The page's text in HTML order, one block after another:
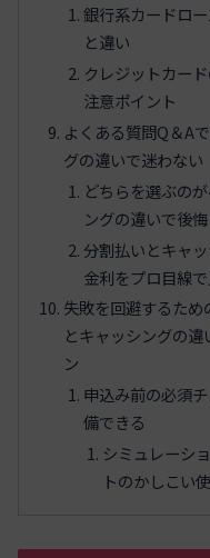
銀行系カードロ
と違い
クレジットカー
注意ポイント
よくある質問Q＆A
グの違いで迷わない
どちらを選ぶの
ングの違いで後
分割払いとキャ
金利をプロ目線
失敗を回避するた
とキャッシングの
ン
申込み前の必須
備できる
シミュレーシ
トのかしこい